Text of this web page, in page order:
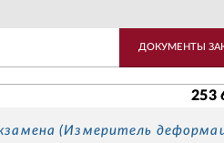
ДОКУМЕНТЫ
253
(Измеритель